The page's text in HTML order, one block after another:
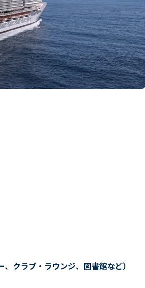
クラブ・ラウンジ、図書館など）